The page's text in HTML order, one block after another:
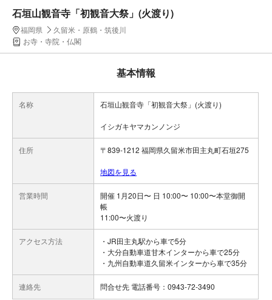
石垣山観音寺「初観音大祭」(火渡り)
福岡県
久留米・原鶴・筑後川
お寺・寺院・仏閣
基本情報
名称 石垣山観音寺「初観音大祭」(火渡り)
イシガキヤマカンノンジ
住所 〒839-1212 福岡県久留米市田主丸町石垣275
地図を見る
営業時間
開催 1月20日〜 日 10:00〜 10:00〜本堂御開
帳
11:00〜火渡り
アクセス方法
・JR田主丸駅から車で5分
・大分自動車道甘木インターから車で25分
・九州自動車道久留米インターから車で35分
連絡先 問合せ先 電話番号：0943-72-3490